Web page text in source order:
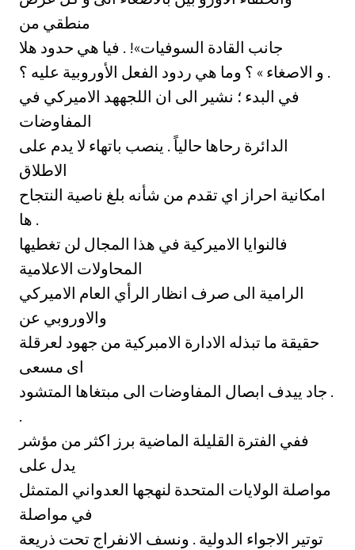
منطقي من
جانب القادة السوفيات»! . فيا هي حدود هلا
و الاصغاء » ؟ وما هي ردود الفعل الأوروبية عليه ؟ .
في البدء ؛ نشير الى ان اللجههد الاميركي في
المفاوضات
الدائرة رحاها حالياً . ينصب باتهاء لا يدم على
الاطلاق
امكانية احراز اي تقدم من شأنه بلغ ناصية النتجاح
ها .
فالنوايا الاميركية في هذا المجال لن تغطيها
المحاولات الاعلامية
الرامية الى صرف انظار الرأي العام الاميركي
والاوروبي عن
حقيقة ما تبذله الادارة الامبركية من جهود لعرقلة
اى مسعى
جاد ييدف ابصال المفاوضات الى مبتغاها المتشود .
.
ففي الفترة القليلة الماضية برز اكثر من مؤشر
يدل على
مواصلة الولايات المتحدة لنهجها العدواني المتمثل
في مواصلة
توتير الاجواء الدولية . ونسف الانفراج تحت ذريعة